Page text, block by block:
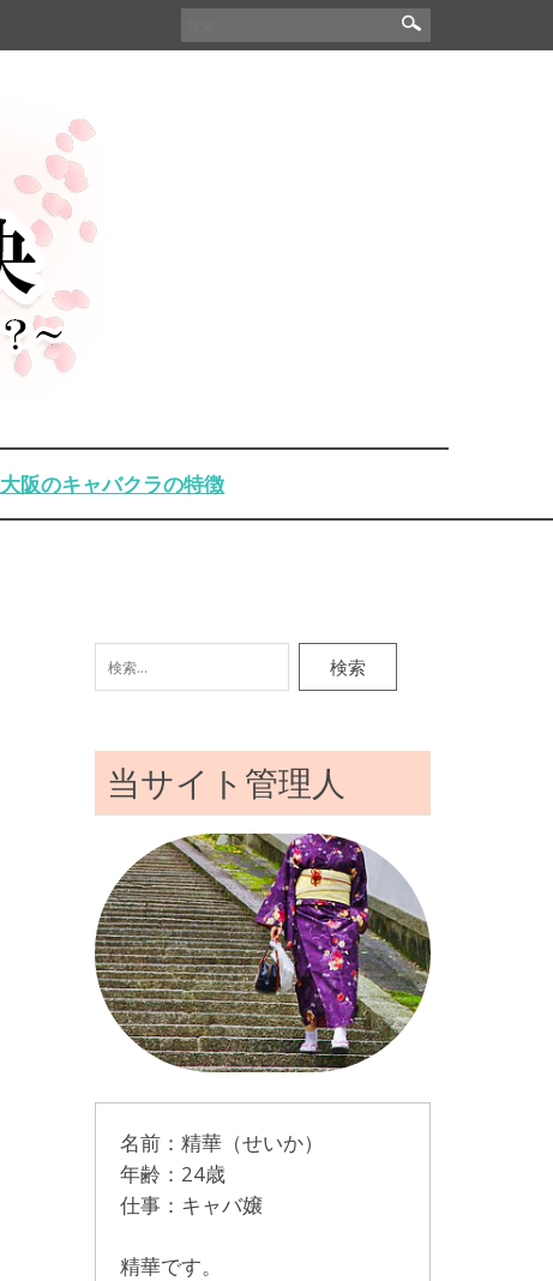
索:
大阪のキャバクラの特徴
索:
当サイト管理人
名前：精華（せいか）
年齢：24歳
仕事：キャバ嬢
精華です。